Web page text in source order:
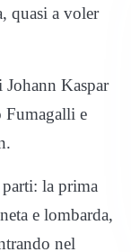
quasi a voler
Kaspar
Fumagalli e
la prima
e lombarda,
nel